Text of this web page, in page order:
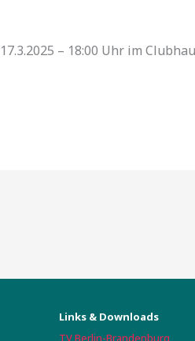
– 18:00 Uhr im
Links & Downloads
TV Berlin-Brandenburg